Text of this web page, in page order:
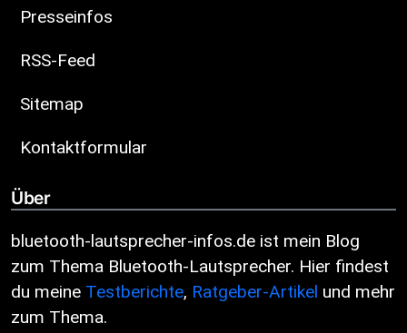
Presseinfos
RSS-Feed
Sitemap
Kontaktformular
Über
bluetooth-lautsprecher-infos.de ist mein Blog
zum Thema Bluetooth-Lautsprecher. Hier findest
du meine Testberichte, Ratgeber-Artikel und mehr
zum Thema.